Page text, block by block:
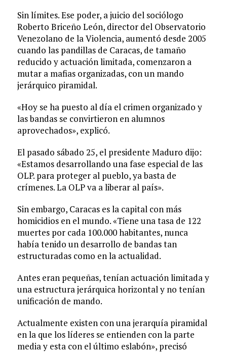
Sin límites. Ese poder, a juicio del sociólogo
Roberto Briceño León, director del Observatorio
Venezolano de la Violencia, aumentó desde 2005
cuando las pandillas de Caracas, de tamaño
reducido y actuación limitada, comenzaron a
mutar a mafias organizadas, con un mando
jerárquico piramidal.
«Hoy se ha puesto al día el crimen organizado y
las bandas se convirtieron en alumnos
aprovechados», explicó.
El pasado sábado 25, el presidente Maduro dijo:
«Estamos desarrollando una fase especial de las
OLP. para proteger al pueblo, ya basta de
crímenes. La OLP va a liberar al país».
Sin embargo, Caracas es la capital con más
homicidios en el mundo. «Tiene una tasa de 122
muertes por cada 100.000 habitantes, nunca
había tenido un desarrollo de bandas tan
estructuradas como en la actualidad.
Antes eran pequeñas, tenían actuación limitada y
una estructura jerárquica horizontal y no tenían
unificación de mando.
Actualmente existen con una jerarquía piramidal
en la que los líderes se entienden con la parte
media y esta con el último eslabón», precisó